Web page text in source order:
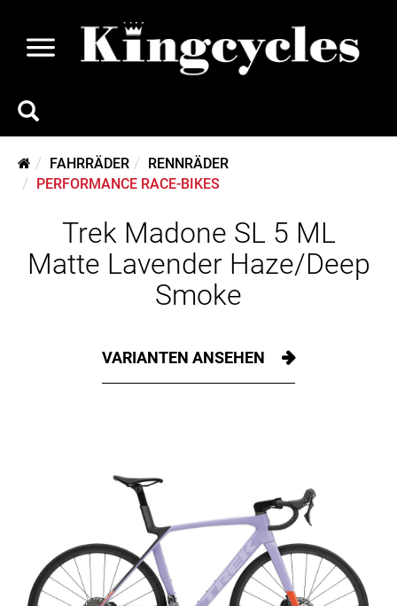
FAHRRÄDER
RENNRÄDER
PERFORMANCE RACE-BIKES
Trek Madone SL 5 ML
Matte Lavender Haze/Deep
Smoke
VARIANTEN ANSEHEN